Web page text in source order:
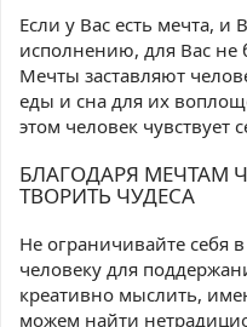
Если у Вас есть мечта, и
исполнению, для Вас не
Мечты заставляют
еды и сна для их
этом человек чувствует
БЛАГОДАРЯ МЕЧТАМ
ТВОРИТЬ ЧУДЕСА
Не ограничивайте себя
человеку для
креативно мыслить,
можем найти